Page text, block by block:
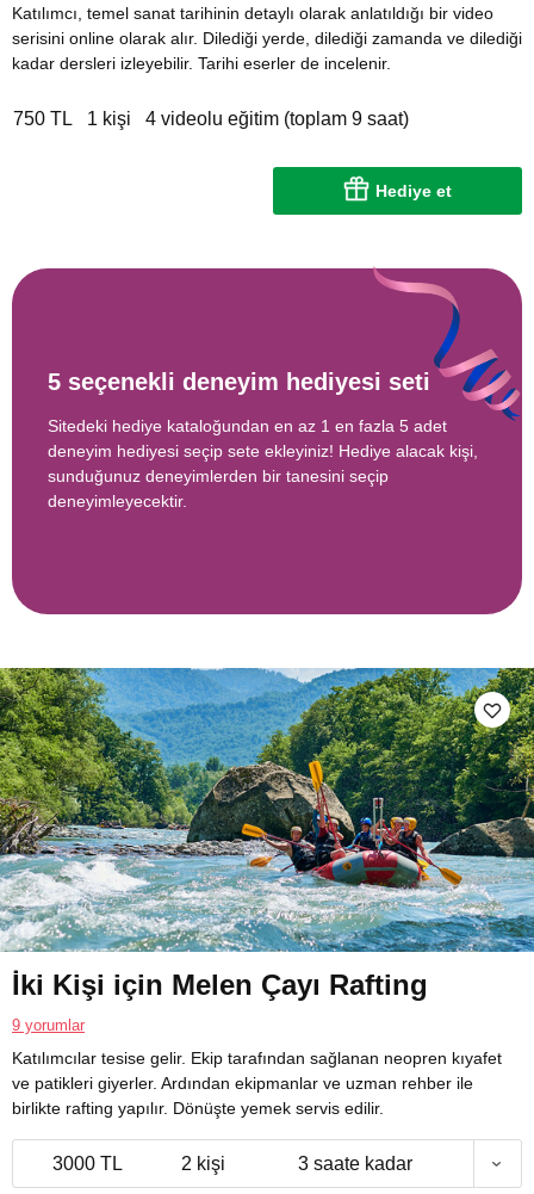
Katılımcı, temel sanat tarihinin detaylı olarak anlatıldığı bir video
serisini online olarak alır. Dilediği yerde, dilediği zamanda ve dilediği
kadar dersleri izleyebilir. Tarihi eserler de incelenir.
750 TL 1 kişi 4 videolu eğitim (toplam 9 saat)
Hediye et
5 seçenekli deneyim hediyesi seti
Sitedeki hediye kataloğundan en az 1 en fazla 5 adet
deneyim hediyesi seçip sete ekleyiniz! Hediye alacak kişi,
sunduğunuz deneyimlerden bir tanesini seçip
deneyimleyecektir.
İki Kişi için Melen Çayı Rafting
9 yorumlar
Katılımcılar tesise gelir. Ekip tarafından sağlanan neopren kıyafet
ve patikleri giyerler. Ardından ekipmanlar ve uzman rehber ile
birlikte rafting yapılır. Dönüşte yemek servis edilir.
3000 TL 2 kişi 3 saate kadar